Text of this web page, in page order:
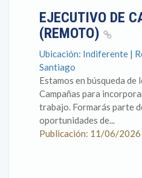
EJECUTIVO DE
(REMOTO)
Ubicación: Indiferente |
Santiago
Estamos en búsqueda
Campañas para
trabajo. Formarás parte
oportunidades de...
Publicación: 11/06/